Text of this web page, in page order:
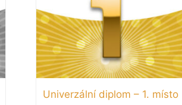
Univerzální diplom – 1. místo